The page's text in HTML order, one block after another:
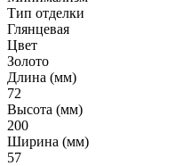
Тип отделки
Глянцевая
Цвет
Золото
Длина (мм)
72
Высота (мм)
200
Ширина (мм)
57